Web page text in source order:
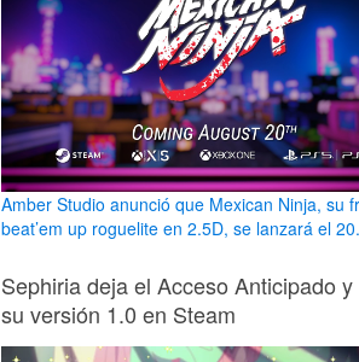
Amber Studio anunció que Mexican Ninja, su
beat’em up roguelite en 2.5D, se lanzará el
Sephiria deja el Acceso Anticipado
su versión 1.0 en Steam